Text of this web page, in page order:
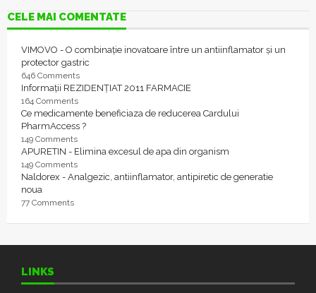
CELE MAI COMENTATE
VIMOVO - O combinație inovatoare între un antiinflamator și un
protector gastric
646 Comments
Informații REZIDENȚIAT 2011 FARMACIE
164 Comments
Ce medicamente beneficiaza de reducerea Cardului
PharmAccess ?
149 Comments
APURETIN - Elimina excesul de apa din organism
149 Comments
Naldorex - Analgezic, antiinflamator, antipiretic de generatie
noua
77 Comments
LINKS